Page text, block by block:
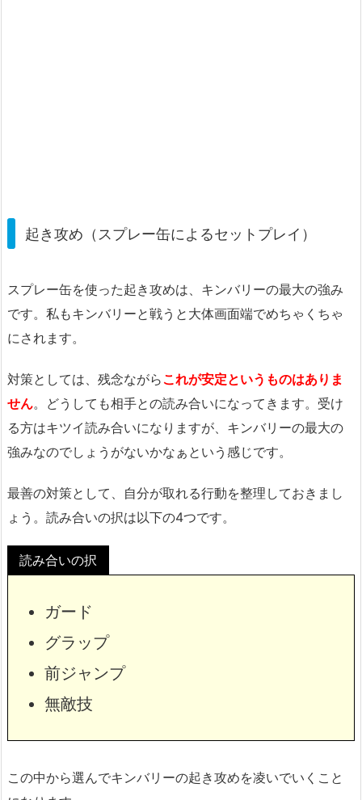
起き攻め（スプレー缶によるセットプレイ）
スプレー缶を使った起き攻めは、キンバリーの最大の強み
です。私もキンバリーと戦うと大体画面端でめちゃくちゃ
にされます。
対策としては、残念ながらこれが安定というものはありま
せん。どうしても相手との読み合いになってきます。受け
る方はキツイ読み合いになりますが、キンバリーの最大の
強みなのでしょうがないかなぁという感じです。
最善の対策として、自分が取れる行動を整理しておきまし
ょう。読み合いの択は以下の4つです。
読み合いの択
ガード
グラップ
前ジャンプ
無敵技
この中から選んでキンバリーの起き攻めを凌いでいくこと